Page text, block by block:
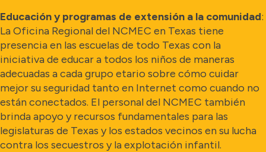
Educación y programas de extensión a la comunidad:
La Oficina Regional del NCMEC en Texas tiene
presencia en las escuelas de todo Texas con la
iniciativa de educar a todos los niños de maneras
adecuadas a cada grupo etario sobre cómo cuidar
mejor su seguridad tanto en Internet como cuando no
están conectados. El personal del NCMEC también
brinda apoyo y recursos fundamentales para las
legislaturas de Texas y los estados vecinos en su lucha
contra los secuestros y la explotación infantil.